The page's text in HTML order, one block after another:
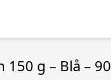
g – Blå – 90